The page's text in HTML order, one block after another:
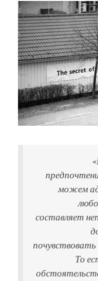
можем
составляет
почувствовать
То